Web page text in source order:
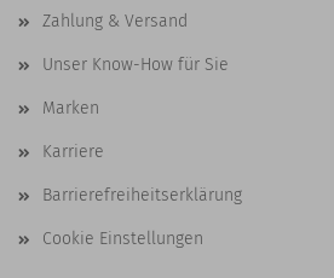
Zahlung & Versand
Unser Know-How für Sie
Marken
Karriere
Barrierefreiheitserklärung
Cookie Einstellungen